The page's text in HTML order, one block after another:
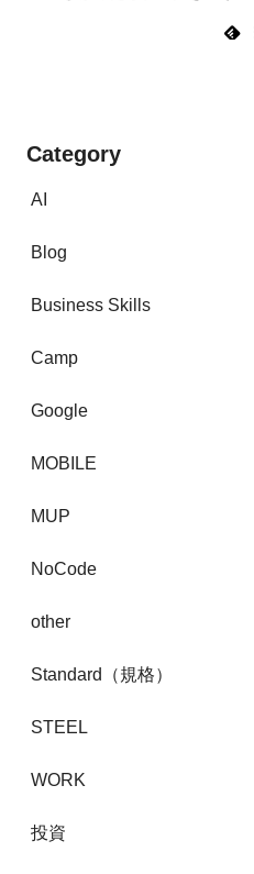
Category
AI
Blog
Business Skills
Camp
Google
MOBILE
MUP
NoCode
other
Standard（規格）
STEEL
WORK
投資